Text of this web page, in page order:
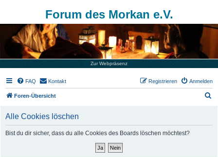
Forum des Morkan e.V.
Zur Webpräsenz
FAQ Kontakt Anmelden
Registrieren
Foren-Übersicht
Alle Cookies löschen
Bist du dir sicher, dass du alle Cookies des Boards löschen möchtest?